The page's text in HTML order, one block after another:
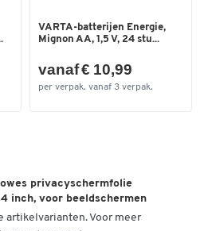
VARTA-batterijen Energie,
Mignon AA, 1,5 V, 24 stu...
vanaf € 10,99
per verpak. vanaf 3 verpak.
privacyschermfolie
inch, voor beeldschermen
artikelvarianten. Voor meer